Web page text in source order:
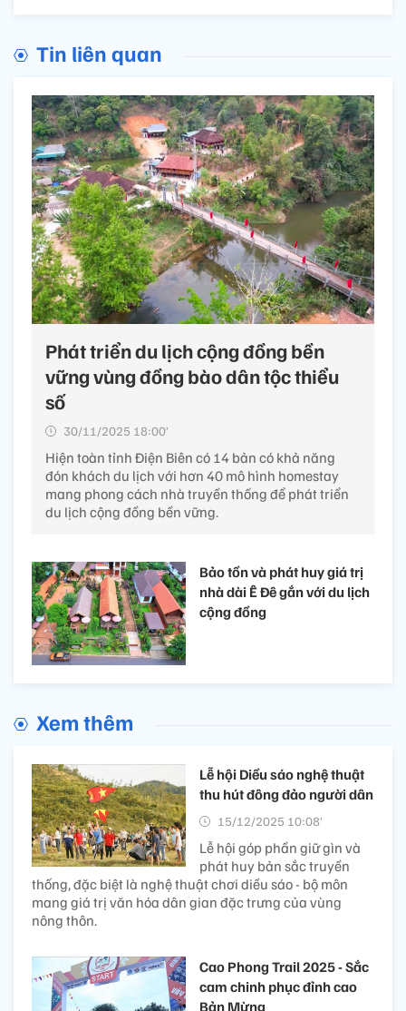
Tin liên quan
Phát triển du lịch cộng đồng bền
vững vùng đồng bào dân tộc thiểu
số
30/11/2025 18:00’
Hiện toàn tỉnh Điện Biên có 14 bản có khả năng
đón khách du lịch với hơn 40 mô hình homestay
mang phong cách nhà truyền thống để phát triển
du lịch cộng đồng bền vững.
Bảo tồn và phát huy giá trị
nhà dài Ê Đê gắn với du lịch
cộng đồng
Xem thêm
Lễ hội Diều sáo nghệ thuật
thu hút đông đảo người dân
15/12/2025 10:08’
Lễ hội góp phần giữ gìn và
phát huy bản sắc truyền
thống, đặc biệt là nghệ thuật chơi diều sáo - bộ môn
mang giá trị văn hóa dân gian đặc trưng của vùng
nông thôn.
Cao Phong Trail 2025 - Sắc
cam chinh phục đỉnh cao
Bản Mừng